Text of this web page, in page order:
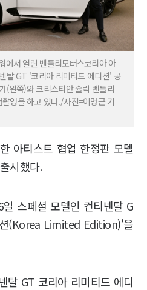
에서 열린 벤틀리모터스코리아 아
탈 GT '코리아 리미티드 에디션' 공
(왼쪽)와 크리스티안 슐릭 벤틀리
영을 하고 있다./사진=이명근 기
아티스트 협업 한정판 모델
시했다.
스페셜 모델인 컨티넨탈 G
(Korea Limited Edition)'을
탈 GT 코리아 리미티드 에디